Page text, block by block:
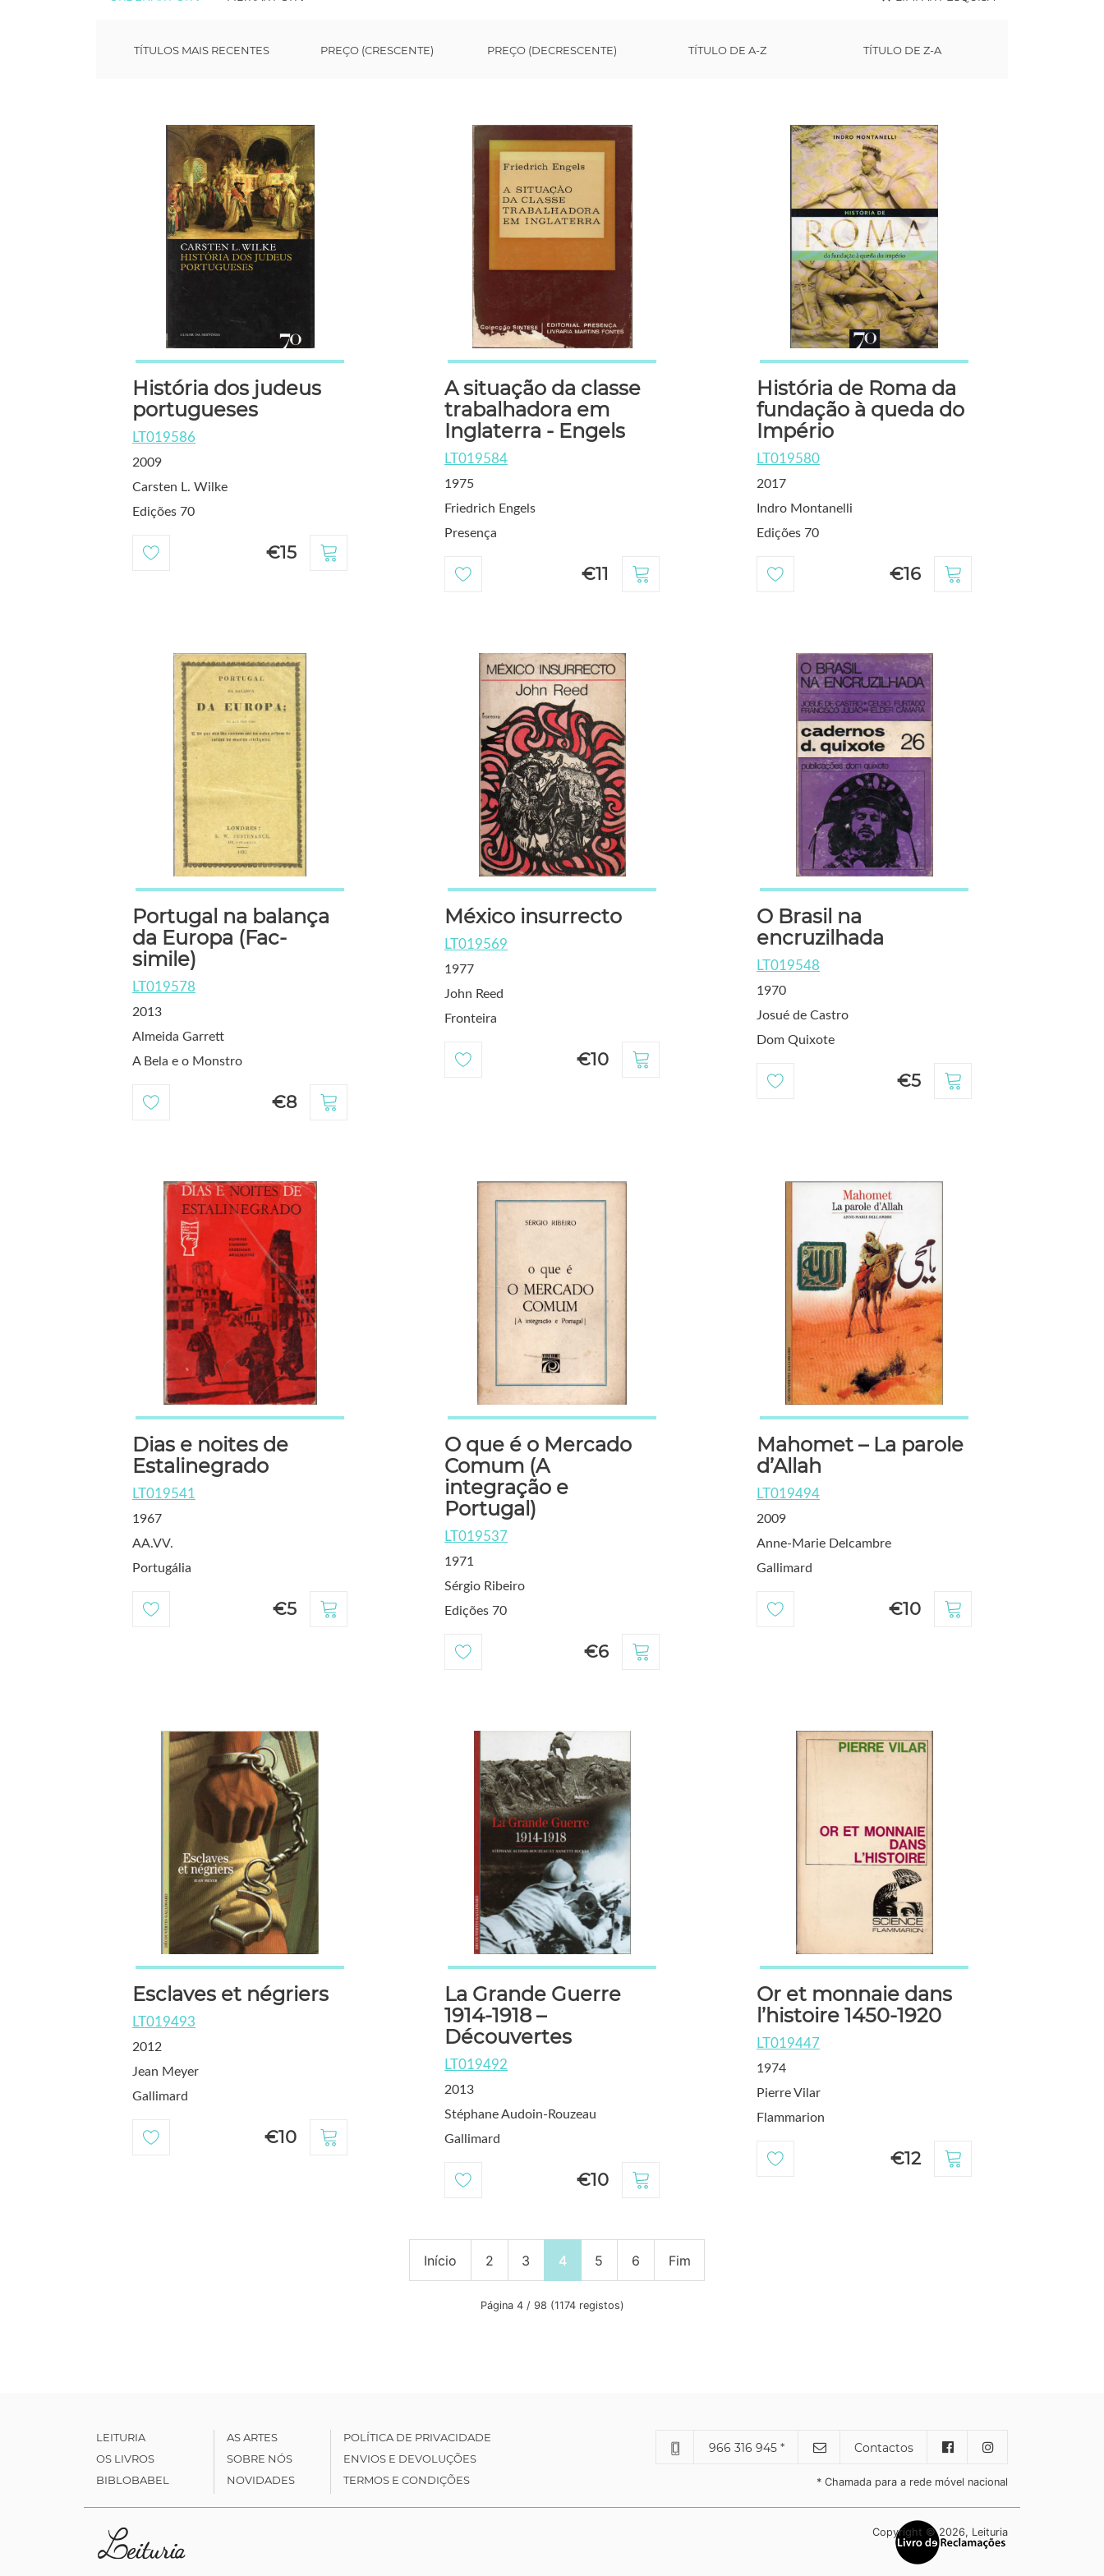
TÍTULOS MAIS RECENTES PREÇO (CRESCENTE) PREÇO (DECRESCENTE) TÍTULO DE A-Z TÍTULO DE Z-A
História dos judeus
portugueses
LT019586
2009
Carsten L. Wilke
Edições 70
€15
A situação da classe
trabalhadora em
Inglaterra - Engels
LT019584
1975
Friedrich Engels
Presença
€11
História de Roma da
fundação à queda do
Império
LT019580
2017
Indro Montanelli
Edições 70
€16
Portugal na balança
da Europa (Fac-
simile)
LT019578
2013
Almeida Garrett
A Bela e o Monstro
€8
México insurrecto
LT019569
1977
John Reed
Fronteira
€10
O Brasil na
encruzilhada
LT019548
1970
Josué de Castro
Dom Quixote
€5
Dias e noites de
Estalinegrado
LT019541
1967
AA.VV.
Portugália
€5
O que é o Mercado
Comum (A
integração e
Portugal)
LT019537
1971
Sérgio Ribeiro
Edições 70
€6
Mahomet – La parole
d’Allah
LT019494
2009
Anne-Marie Delcambre
Gallimard
€10
Esclaves et négriers
LT019493
2012
Jean Meyer
Gallimard
€10
La Grande Guerre
1914-1918 –
Découvertes
LT019492
2013
Stéphane Audoin-Rouzeau
Gallimard
€10
Or et monnaie dans
l’histoire 1450-1920
LT019447
1974
Pierre Vilar
Flammarion
€12
Início 2 3 4 5 6 Fim
Página 4 / 98 (1174 registos)
LEITURIA
OS LIVROS
BIBLOBABEL
AS ARTES
SOBRE NÓS
NOVIDADES
POLÍTICA DE PRIVACIDADE
ENVIOS E DEVOLUÇÕES
TERMOS E CONDIÇÕES
966 316 945 * Contactos
* Chamada para a rede móvel nacional
Copyright © 2026, Leituria